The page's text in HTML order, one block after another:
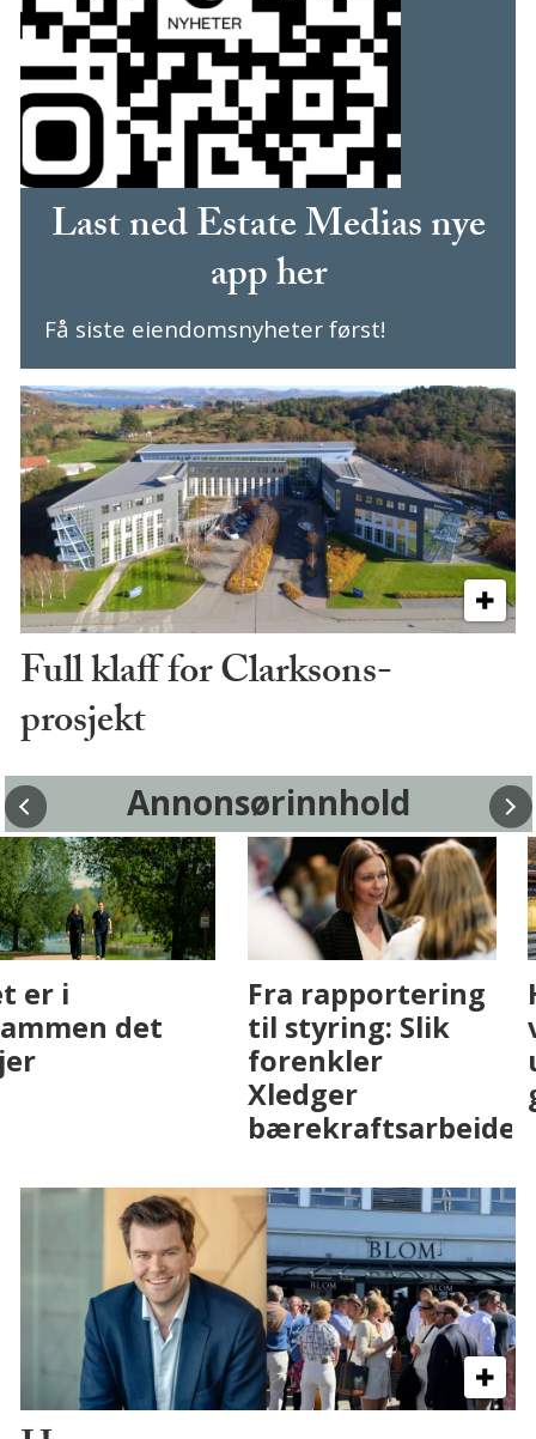
Last ned Estate Medias nye
app her
Få siste eiendomsnyheter først!
Full klaff for Clarksons-
prosjekt
Annonsørinnhold
Fenistra endrer
eiendomsbransjen
med AI. Slik ser vi
Det er i
Drammen det
skjer